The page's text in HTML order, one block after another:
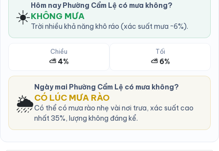
☀️ Hôm nay Phường Cẩm Lệ có mưa không?
KHÔNG MƯA
Trời nhiều khả năng khô ráo (xác suất mưa ~6%).
Chiều
⛅ 4%
Tối
⛅ 6%
🌦️
Ngày mai Phường Cẩm Lệ có mưa không?
CÓ LÚC MƯA RÀO
Có thể có mưa rào nhẹ vài nơi trưa, xác suất cao
nhất 35%, lượng không đáng kể.